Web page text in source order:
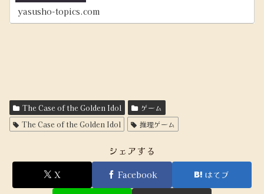
yasusho-topics.com
The Case of the Golden Idol
ゲーム
The Case of the Golden Idol
推理ゲーム
シェアする
X Facebook はてブ